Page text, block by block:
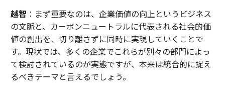
越智 ：まず重要なのは、企業価値の向上というビジネス
の文脈と、カーボンニュートラルに代表される社会的価
値の創出を、切り離さずに同時に実現していくことで
す。現状では、多くの企業でこれらが別々の部門によっ
て検討されているのが実態ですが、本来は統合的に捉え
るべきテーマと言えるでしょう。